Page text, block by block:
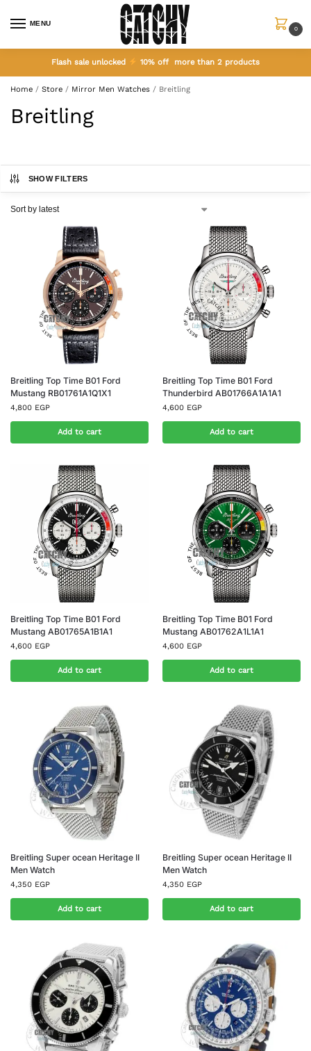
MENU
0
Flash sale unlocked 10% off more than 2 products
Home / Store / Mirror Men Watches / Breitling
Breitling
SHOW FILTERS
Breitling Top Time B01 Ford
Mustang RB01761A1Q1X1
4,800 EGP
Add to cart
Breitling Top Time B01 Ford
Thunderbird AB01766A1A1A1
4,600 EGP
Add to cart
Breitling Top Time B01 Ford
Mustang AB01765A1B1A1
4,600 EGP
Add to cart
Breitling Top Time B01 Ford
Mustang AB01762A1L1A1
4,600 EGP
Add to cart
Breitling Super ocean Heritage II
Men Watch
4,350 EGP
Add to cart
Breitling Super ocean Heritage II
Men Watch
4,350 EGP
Add to cart